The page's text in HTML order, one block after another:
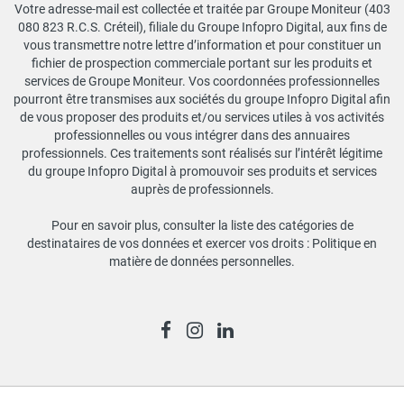
Votre adresse-mail est collectée et traitée par Groupe Moniteur (403
080 823 R.C.S. Créteil), filiale du Groupe Infopro Digital, aux fins de
vous transmettre notre lettre d’information et pour constituer un
fichier de prospection commerciale portant sur les produits et
services de Groupe Moniteur. Vos coordonnées professionnelles
pourront être transmises aux sociétés du groupe Infopro Digital afin
de vous proposer des produits et/ou services utiles à vos activités
professionnelles ou vous intégrer dans des annuaires
professionnels. Ces traitements sont réalisés sur l’intérêt légitime
du groupe Infopro Digital à promouvoir ses produits et services
auprès de professionnels.
Pour en savoir plus, consulter la liste des catégories de
destinataires de vos données et exercer vos droits : Politique en
matière de données personnelles.